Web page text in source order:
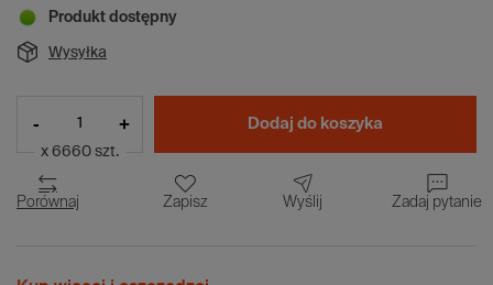
Produkt dostępny
Wysyłka
- +
x 6660 szt.
Dodaj do koszyka
Porównaj Zapisz Wyślij Zadaj pytanie